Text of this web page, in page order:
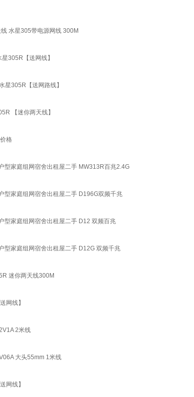
水星305带电源网线 300M
305R【送网线】
星305R【送网路线】
【迷你两天线】
格
型家庭组网宿舍出租屋二手 MW313R百兆2.4G
型家庭组网宿舍出租屋二手 D196G双频千兆
型家庭组网宿舍出租屋二手 D12 双频百兆
型家庭组网宿舍出租屋二手 D12G 双频千兆
迷你两天线300M
网线】
2米线
大头55mm 1米线
网线】